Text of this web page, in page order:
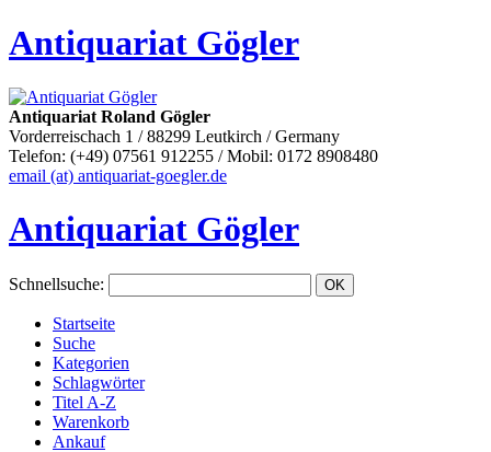
Antiquariat Gögler
Antiquariat Roland Gögler
Vorderreischach 1 / 88299 Leutkirch / Germany
Telefon: (+49) 07561 912255 / Mobil: 0172 8908480
email (at) antiquariat-goegler.de
Antiquariat Gögler
Schnellsuche:
Startseite
Suche
Kategorien
Schlagwörter
Titel A-Z
Warenkorb
Ankauf